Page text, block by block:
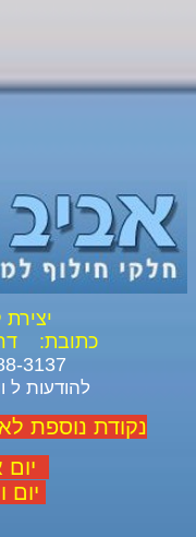
כתובת:
להודעות ל
נקודת נוספת
יום א-ה
יום ו עד